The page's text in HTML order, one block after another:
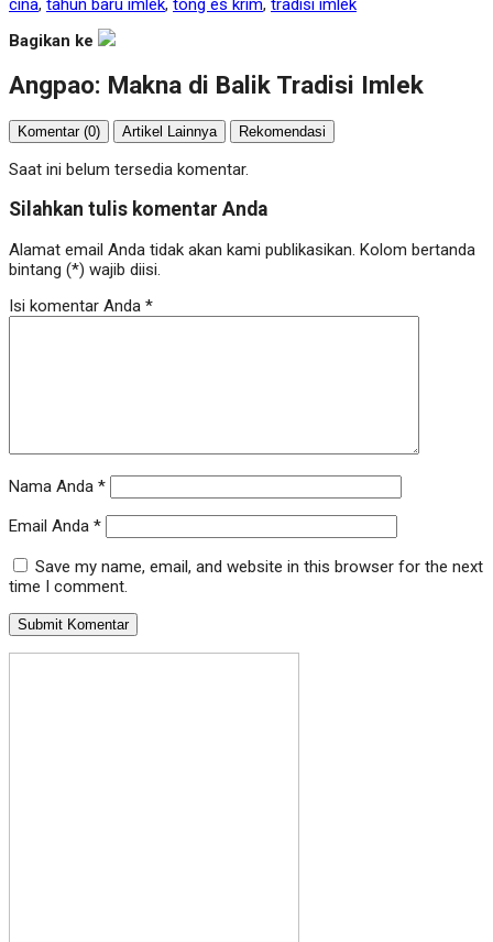
Bagikan ke
Angpao: Makna di Balik Tradisi Imlek
Komentar (0) Artikel Lainnya Rekomendasi
Saat ini belum tersedia komentar.
Silahkan tulis komentar Anda
Alamat email Anda tidak akan kami publikasikan. Kolom bertanda
bintang (*) wajib diisi.
Isi komentar Anda *
Nama Anda *
Email Anda *
Save my name, email, and website in this browser for the next
time I comment.